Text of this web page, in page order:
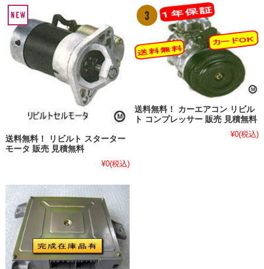
送料無料！ リビルト スターター
モータ 販売 見積無料
¥0(税込)
送料無料！ カーエアコン リビル
ト コンプレッサー 販売 見積無料
¥0(税込)